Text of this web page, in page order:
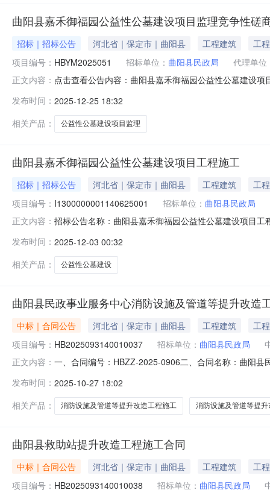
曲阳县嘉禾御福园公益性公墓建设项目监理竞争性磋
招标｜招标公告 河北省｜保定市｜曲阳县 工程建筑
工程
项目编号： HBYM2025051 招标单位： 曲阳县民政局
代理单位
正文内容： 点击查看公告内容：曲阳县嘉禾御福园公益性公墓建设
发布时间： 2025-12-25 18:32
相关产品：
公益性公墓建设项目监理
曲阳县嘉禾御福园公益性公墓建设项目工程施工
招标｜招标公告 河北省｜保定市｜曲阳县 工程建筑
工程
项目编号： I1300000001140625001 招标单位： 曲阳县民政局
正文内容： 招标公告名称：曲阳县嘉禾御福园公益性公墓建设项目
公益性公墓建设项目工程施工1.招标条件本招标项目曲
建设
发布时间： 2025-12-03 00:32
相关产品：
公益性公墓建设
曲阳县民政事业服务中心消防设施及管道等提升改造
中标｜合同公告 河北省｜保定市｜曲阳县 工程建筑
工程
项目编号： HB2025093140010037 招标单位： 曲阳县民政局
正文内容： 一、合同编号：HBZZ-2025-0906二、合同名称：曲阳
晟源锦城(河北)建设工程有限公司地址：河北省保定市曲
发布时间： 2025-10-27 18:02
相关产品：
消防设施及管道等提升改造工程施工 消防设施及管道等提升
曲阳县救助站提升改造工程施工合同
中标｜合同公告 河北省｜保定市｜曲阳县 工程建筑
工程
项目编号： HB2025093140010038 招标单位： 曲阳县民政局